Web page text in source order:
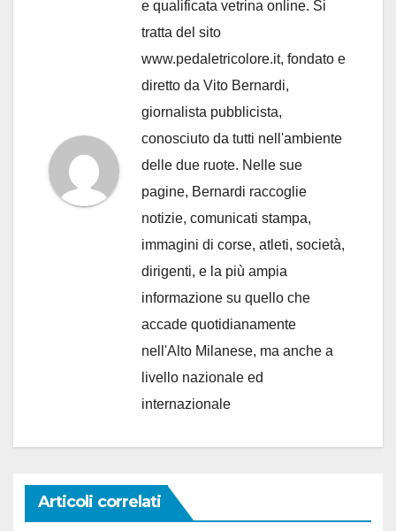
e qualificata vetrina online. Si
tratta del sito
www.pedaletricolore.it, fondato e
diretto da Vito Bernardi,
giornalista pubblicista,
conosciuto da tutti nell'ambiente
delle due ruote. Nelle sue
pagine, Bernardi raccoglie
notizie, comunicati stampa,
immagini di corse, atleti, società,
dirigenti, e la più ampia
informazione su quello che
accade quotidianamente
nell'Alto Milanese, ma anche a
livello nazionale ed
internazionale
Articoli correlati